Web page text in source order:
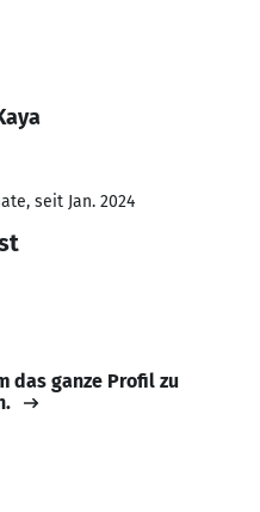
seit Jan. 2024
das ganze Profil zu